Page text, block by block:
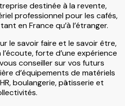
destinée à la revente,
professionnel pour les cafés,
en France qu’à l’étranger.
le savoir faire et le savoir être,
forte d’une expérience
conseiller sur vos futurs
d’équipements de matériels
boulangerie, pâtisserie et